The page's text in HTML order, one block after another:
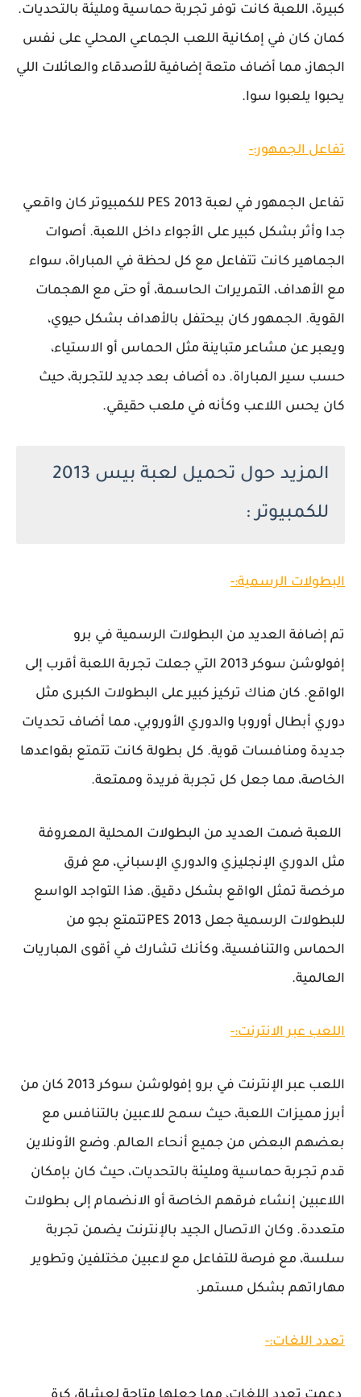
كبيرة، اللعبة كانت توفر تجربة حماسية ومليئة بالتحديات.
كمان كان في إمكانية اللعب الجماعي المحلي على نفس
الجهاز، مما أضاف متعة إضافية للأصدقاء والعائلات اللي
يحبوا يلعبوا سوا.
تفاعل الجمهور:-
تفاعل الجمهور في لعبة PES 2013 للكمبيوتر كان واقعي
جدا وأثر بشكل كبير على الأجواء داخل اللعبة. أصوات
الجماهير كانت تتفاعل مع كل لحظة في المباراة، سواء
مع الأهداف، التمريرات الحاسمة، أو حتى مع الهجمات
القوية. الجمهور كان بيحتفل بالأهداف بشكل حيوي،
ويعبر عن مشاعر متباينة مثل الحماس أو الاستياء،
حسب سير المباراة. ده أضاف بعد جديد للتجربة، حيث
كان يحس اللاعب وكأنه في ملعب حقيقي.
المزيد حول تحميل لعبة بيس 2013
للكمبيوتر :
البطولات الرسمية:-
تم إضافة العديد من البطولات الرسمية في برو
إفولوشن سوكر 2013 التي جعلت تجربة اللعبة أقرب إلى
الواقع. كان هناك تركيز كبير على البطولات الكبرى مثل
دوري أبطال أوروبا والدوري الأوروبي، مما أضاف تحديات
جديدة ومنافسات قوية. كل بطولة كانت تتمتع بقواعدها
الخاصة، مما جعل كل تجربة فريدة وممتعة.
اللعبة ضمت العديد من البطولات المحلية المعروفة
مثل الدوري الإنجليزي والدوري الإسباني، مع فرق
مرخصة تمثل الواقع بشكل دقيق. هذا التواجد الواسع
للبطولات الرسمية جعل PES 2013تتمتع بجو من
الحماس والتنافسية، وكأنك تشارك في أقوى المباريات
العالمية.
اللعب عبر الانترنت:-
اللعب عبر الإنترنت في برو إفولوشن سوكر 2013 كان من
أبرز مميزات اللعبة، حيث سمح للاعبين بالتنافس مع
بعضهم البعض من جميع أنحاء العالم. وضع الأونلاين
قدم تجربة حماسية ومليئة بالتحديات، حيث كان بإمكان
اللاعبين إنشاء فرقهم الخاصة أو الانضمام إلى بطولات
متعددة. وكان الاتصال الجيد بالإنترنت يضمن تجربة
سلسة، مع فرصة للتفاعل مع لاعبين مختلفين وتطوير
مهاراتهم بشكل مستمر.
تعدد اللغات:-